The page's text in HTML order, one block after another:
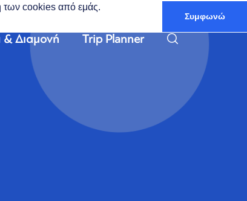
των cookies από εμάς.
Συμφωνώ
& Διαμονή Trip Planner